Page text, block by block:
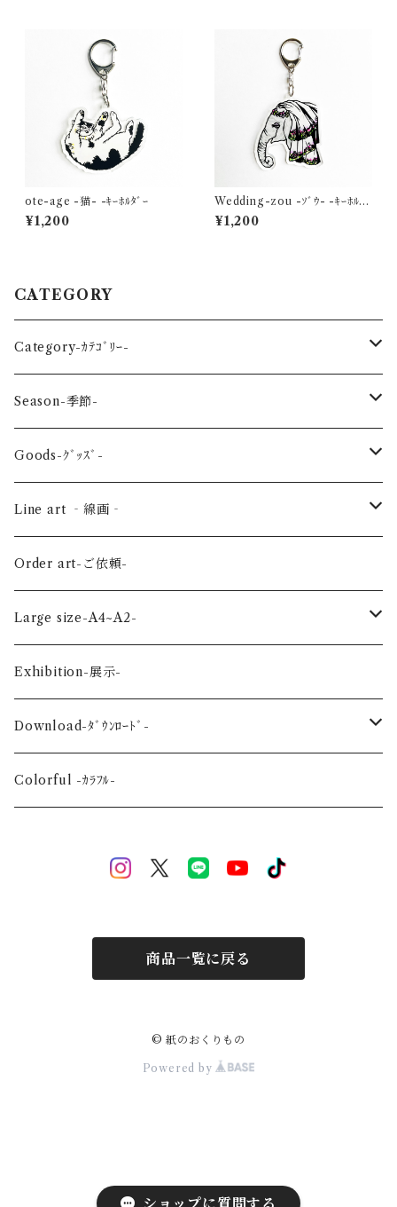
ショップに質問する
ote-age -猫- -ｷｰﾎﾙﾀﾞｰ
¥1,200
Wedding-zou -ｿﾞｳ- -ｷｰﾎﾙﾀﾞ
ｰ
¥1,200
CATEGORY
Category-ｶﾃｺﾞﾘｰ-
reptile-爬虫類-
Sea-海の生き物-
Bird-鳥-
Land-陸の生き物-
Planet-惑星-
Flower-花-
Wedding-婚礼-
Event-祝祭-
Mother's Day
Season-季節-
Spring-春-
Summer-夏-
Autumn-秋-
Winter-冬-
Goods-ｸﾞｯｽﾞ-
Key ring -ｷｰﾎﾙﾀﾞｰ
Art panel -ｱｰﾄﾊﾟﾈﾙ-
Acrylic figure -ｱｸﾘﾙﾌｨｷﾞｭｱ-
Line art ‐線画‐
Flower ‐花-
Mini -ミニ-
Okinawa-沖縄-
Order art-ご依頼-
Large size-A4~A2-
A4
A3
A2
Exhibition-展示-
Download-ﾀﾞｳﾝﾛｰﾄﾞ-
Alphabet-文字-
Colorful -ｶﾗﾌﾙ-
商品一覧に戻る
© 紙のおくりもの
Powered by